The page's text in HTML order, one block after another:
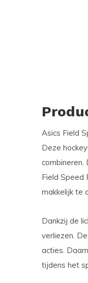
Asics Field
Deze
combineren.
Field Speed
makkelijk te
Dankzij de
verliezen.
acties.
tijdens het